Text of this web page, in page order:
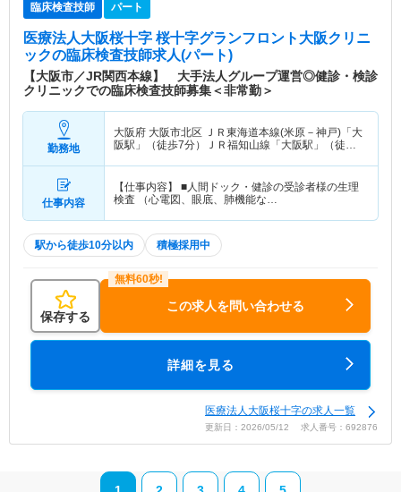
臨床検査技師 パート
医療法人大阪桜十字 桜十字グランフロント大阪クリニ
ックの臨床検査技師求人(パート)
【大阪市／JR関西本線】 大手法人グループ運営◎健診・検診
クリニックでの臨床検査技師募集＜非常勤＞
勤務地
大阪府 大阪市北区 ＪＲ東海道本線(米原－神戸)「大
阪駅」（徒歩7分）ＪＲ福知山線「大阪駅」（徒歩7
仕事内容
【仕事内容】 ■人間ドック・健診の受診者様の生理
検査 （心電図、眼底、肺機能な…
駅から徒歩10分以内 積極採用中
保存する
この求人を問い合わせる
詳細を見る
医療法人大阪桜十字の求人一覧
更新日：2026/05/12 求人番号：692876